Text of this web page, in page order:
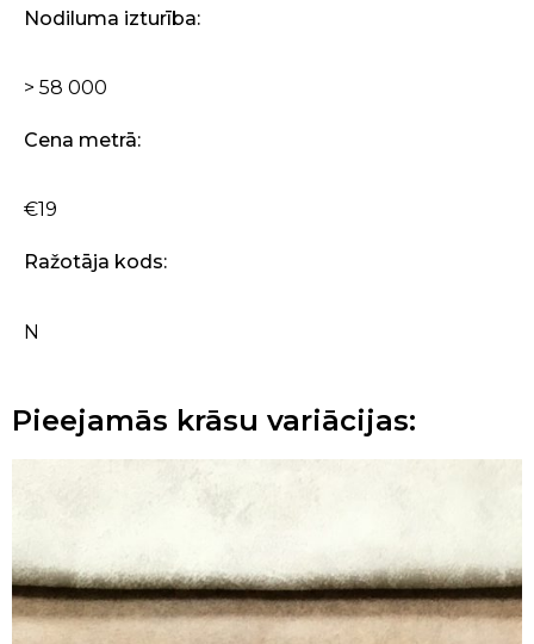
Pieejamās krāsu variācijas:
Nodiluma izturība:
> 58 000
Cena metrā:
€19
Ražotāja kods:
N